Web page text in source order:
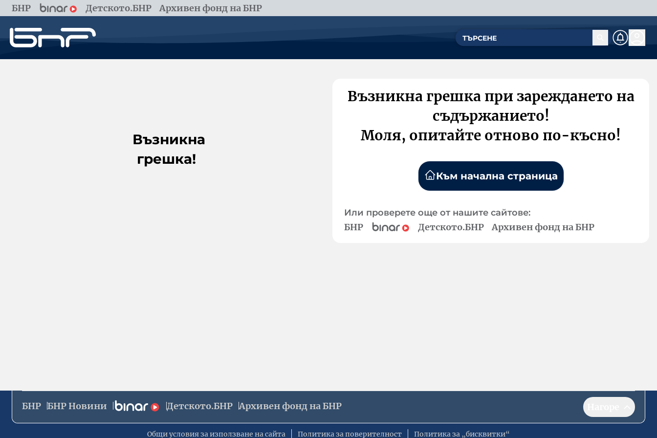
БНР Детското.БНР Архивен фонд на БНР
Възникна
грешка!
Възникна грешка при зареждането на
съдържанието!
Моля, опитайте отново по-късно!
Към начална страница
Или проверете още от нашите сайтове:
БНР Детското.БНР Архивен фонд на БНР
БНР БНР Новини Детското.БНР Архивен фонд на БНР
Общи условия за използване на сайта Политика за поверителност Политика за „бисквитки“